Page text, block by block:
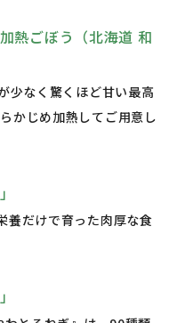
熱ごぼう（北海道 和
少なく驚くほど甘い最高
かじめ加熱してご用意し
養だけで育った肉厚な食